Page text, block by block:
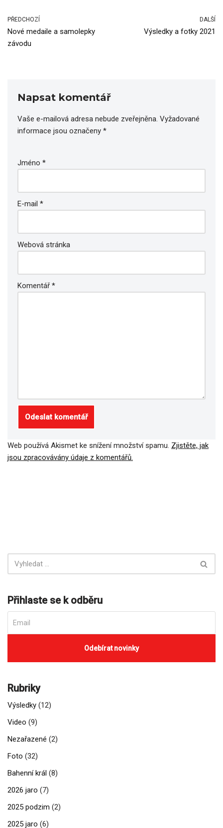
b
o
A g
PŘEDCHOZÍ
Nové medaile a samolepky
závodu
DALŠÍ
Výsledky a fotky 2021
Napsat komentář
Vaše e-mailová adresa nebude zveřejněna. Vyžadované
informace jsou označeny *
Jméno *
E-mail *
Webová stránka
Komentář *
Web používá Akismet ke snížení množství spamu. Zjistěte, jak
jsou zpracovávány údaje z komentářů.
Přihlaste se k odběru
Rubriky
Výsledky (12)
Video (9)
Nezařazené (2)
Foto (32)
Bahenní král (8)
2026 jaro (7)
2025 podzim (2)
2025 jaro (6)